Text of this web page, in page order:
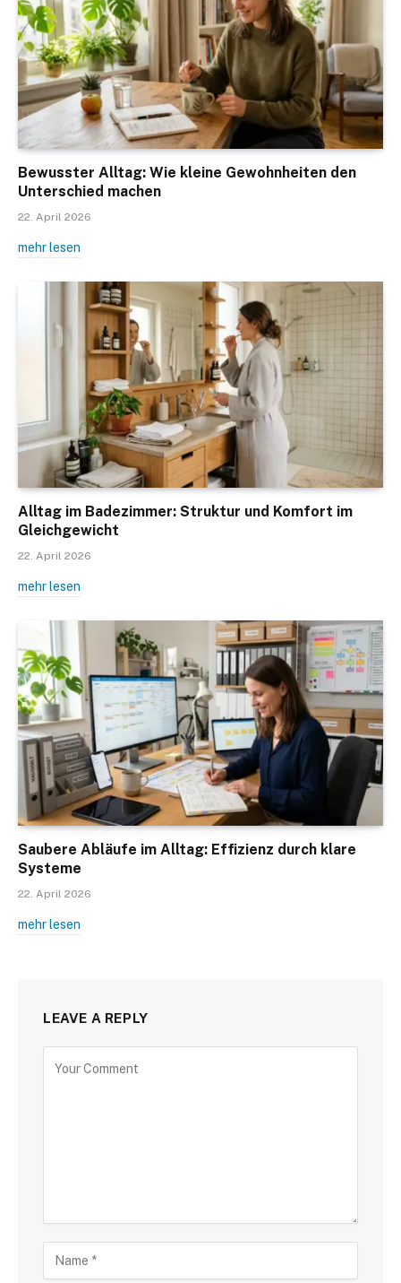
Bewusster Alltag: Wie kleine Gewohnheiten den
Unterschied machen
22. April 2026
mehr lesen
Alltag im Badezimmer: Struktur und Komfort im
Gleichgewicht
22. April 2026
mehr lesen
Saubere Abläufe im Alltag: Effizienz durch klare
Systeme
22. April 2026
mehr lesen
LEAVE A REPLY